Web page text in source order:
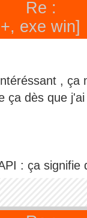
Re :
exe win]
, ça
ça dès que
: ça signifie